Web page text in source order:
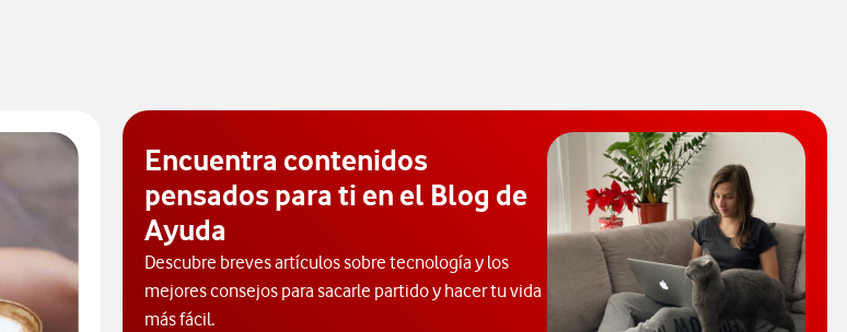
Encuentra contenidos
pensados para ti en el Blog de
Ayuda
Descubre breves artículos sobre tecnología y los
mejores consejos para sacarle partido y hacer tu vida
más fácil.